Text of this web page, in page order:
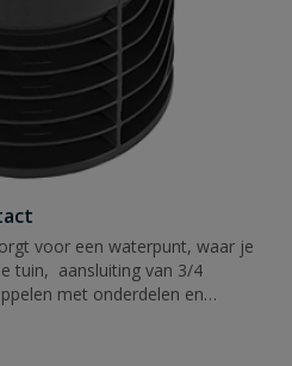
voor een waterpunt, waar je
tuin, aansluiting van 3/4
met onderdelen en